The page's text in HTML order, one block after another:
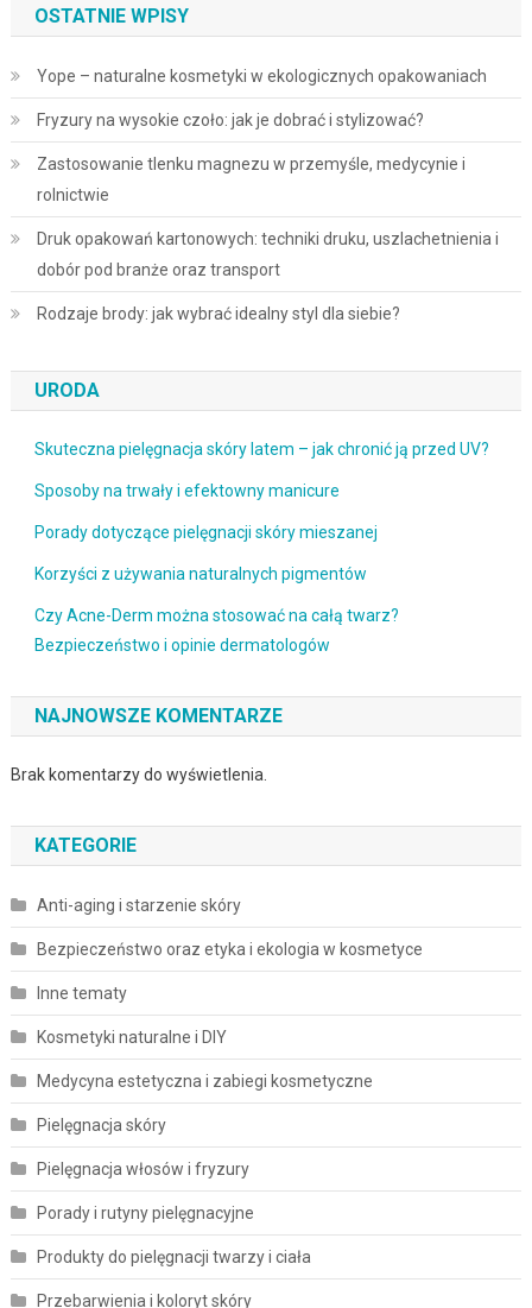
OSTATNIE WPISY
Yope – naturalne kosmetyki w ekologicznych opakowaniach
Fryzury na wysokie czoło: jak je dobrać i stylizować?
Zastosowanie tlenku magnezu w przemyśle, medycynie i
rolnictwie
Druk opakowań kartonowych: techniki druku, uszlachetnienia i
dobór pod branże oraz transport
Rodzaje brody: jak wybrać idealny styl dla siebie?
URODA
Skuteczna pielęgnacja skóry latem – jak chronić ją przed UV?
Sposoby na trwały i efektowny manicure
Porady dotyczące pielęgnacji skóry mieszanej
Korzyści z używania naturalnych pigmentów
Czy Acne-Derm można stosować na całą twarz?
Bezpieczeństwo i opinie dermatologów
NAJNOWSZE KOMENTARZE
Brak komentarzy do wyświetlenia.
KATEGORIE
Anti-aging i starzenie skóry
Bezpieczeństwo oraz etyka i ekologia w kosmetyce
Inne tematy
Kosmetyki naturalne i DIY
Medycyna estetyczna i zabiegi kosmetyczne
Pielęgnacja skóry
Pielęgnacja włosów i fryzury
Porady i rutyny pielęgnacyjne
Produkty do pielęgnacji twarzy i ciała
Przebarwienia i koloryt skóry